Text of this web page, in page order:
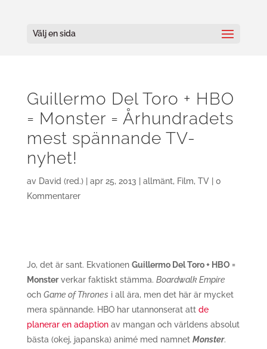
Välj en sida
Guillermo Del Toro + HBO
= Monster = Århundradets
mest spännande TV-
nyhet!
av David (red.)| apr 25, 2013 allmänt, Film, TV| 0
Kommentarer
Jo, det är sant. Ekvationen Guillermo Del Toro + HBO =
Monsterverkar faktiskt stämma. Boardwalk Empire
och Game of Thrones i all ära, men det här är mycket
mera spännande. HBO har utannonserat att de
planerar en adaptionav mangan och världens absolut
bästa (okej, japanska) animé med namnet Monster.